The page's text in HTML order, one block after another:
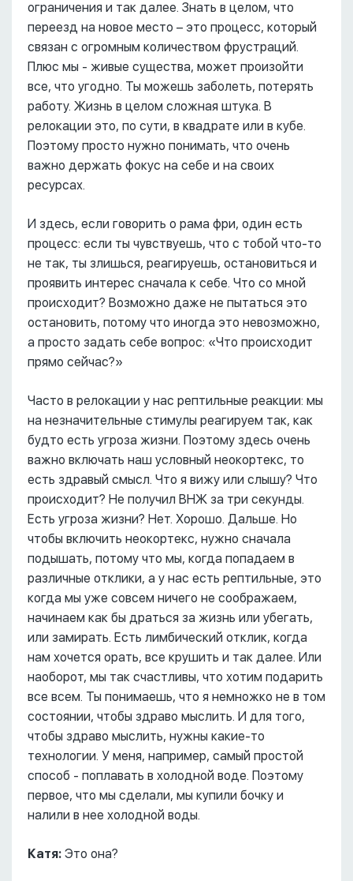
ограничения и так далее. Знать в целом, что
переезд на новое место – это процесс, который
связан с огромным количеством фрустраций.
Плюс мы - живые существа, может произойти
все, что угодно. Ты можешь заболеть, потерять
работу. Жизнь в целом сложная штука. В
релокации это, по сути, в квадрате или в кубе.
Поэтому просто нужно понимать, что очень
важно держать фокус на себе и на своих
ресурсах.
И здесь, если говорить о рама фри, один есть
процесс: если ты чувствуешь, что с тобой что-то
не так, ты злишься, реагируешь, остановиться и
проявить интерес сначала к себе. Что со мной
происходит? Возможно даже не пытаться это
остановить, потому что иногда это невозможно,
а просто задать себе вопрос: «Что происходит
прямо сейчас?»
Часто в релокации у нас рептильные реакции: мы
на незначительные стимулы реагируем так, как
будто есть угроза жизни. Поэтому здесь очень
важно включать наш условный неокортекс, то
есть здравый смысл. Что я вижу или слышу? Что
происходит? Не получил ВНЖ за три секунды.
Есть угроза жизни? Нет. Хорошо. Дальше. Но
чтобы включить неокортекс, нужно сначала
подышать, потому что мы, когда попадаем в
различные отклики, а у нас есть рептильные, это
когда мы уже совсем ничего не соображаем,
начинаем как бы драться за жизнь или убегать,
или замирать. Есть лимбический отклик, когда
нам хочется орать, все крушить и так далее. Или
наоборот, мы так счастливы, что хотим подарить
все всем. Ты понимаешь, что я немножко не в том
состоянии, чтобы здраво мыслить. И для того,
чтобы здраво мыслить, нужны какие-то
технологии. У меня, например, самый простой
способ - поплавать в холодной воде. Поэтому
первое, что мы сделали, мы купили бочку и
налили в нее холодной воды.
Катя: Это она?